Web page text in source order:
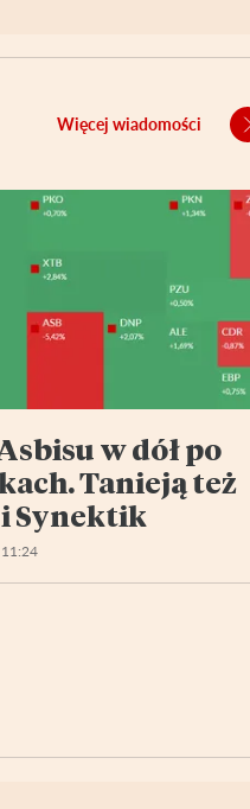
Więcej wiadomości
w dół po
Tanieją też
Synektik